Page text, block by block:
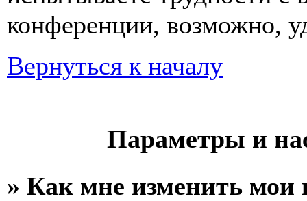
конференции, возможно,
Вернуться к началу
Параметры и
» Как мне изменить мои